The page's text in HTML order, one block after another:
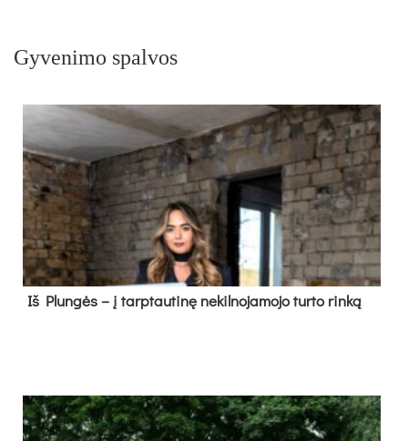
Gyvenimo spalvos
Iš Plungės – į tarptautinę nekilnojamojo turto rinką